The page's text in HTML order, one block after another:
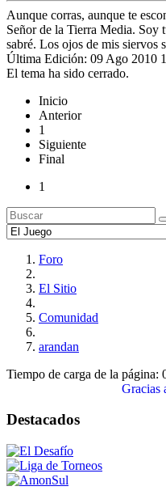
Aunque corras, aunque te
Señor de la Tierra Media. Soy
sabré. Los ojos de mis siervos
Última Edición: 09 Ago 2010
El tema ha sido cerrado.
Inicio
Anterior
1
Siguiente
Final
1
Foro
El Sitio
Comunidad
arandan
Tiempo de carga de la página:
Gracias
Destacados